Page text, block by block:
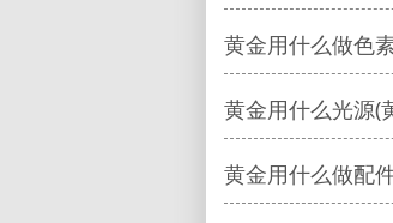
黄金用什么做色
黄金用什么光源(
黄金用什么做配